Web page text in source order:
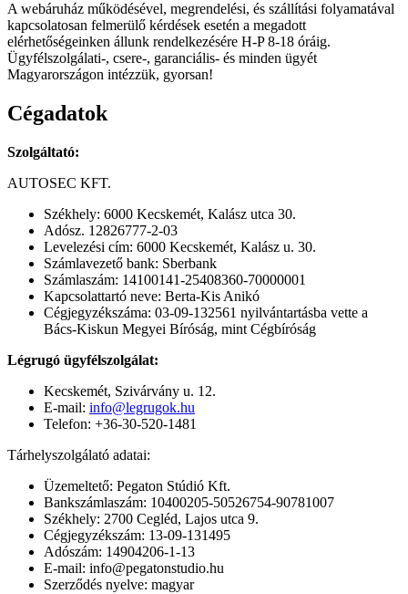
A webáruház működésével, megrendelési, és szállítási folyamatával
kapcsolatosan felmerülő kérdések esetén a megadott
elérhetőségeinken állunk rendelkezésére H-P 8-18 óráig.
Ügyfélszolgálati-, csere-, garanciális- és minden ügyét
Magyarországon intézzük, gyorsan!
Cégadatok
Szolgáltató:
AUTOSEC KFT.
Székhely: 6000 Kecskemét, Kalász utca 30.
Adósz. 12826777-2-03
Levelezési cím: 6000 Kecskemét, Kalász u. 30.
Számlavezető bank: Sberbank
Számlaszám: 14100141-25408360-70000001
Kapcsolattartó neve: Berta-Kis Anikó
Cégjegyzékszáma: 03-09-132561 nyilvántartásba vette a
Bács-Kiskun Megyei Bíróság, mint Cégbíróság
Légrugó ügyfélszolgálat:
Kecskemét, Szivárvány u. 12.
E-mail: info@legrugok.hu
Telefon: +36-30-520-1481
Tárhelyszolgálató adatai:
Üzemeltető: Pegaton Stúdió Kft.
Bankszámlaszám: 10400205-50526754-90781007
Székhely: 2700 Cegléd, Lajos utca 9.
Cégjegyzékszám: 13-09-131495
Adószám: 14904206-1-13
E-mail: info@pegatonstudio.hu
Szerződés nyelve: magyar